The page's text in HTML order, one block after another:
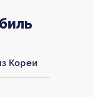
Кореи